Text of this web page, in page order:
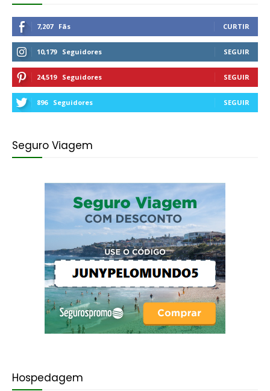
7,207 Fãs CURTIR
10,179 Seguidores SEGUIR
24,519 Seguidores SEGUIR
896 Seguidores SEGUIR
Seguro Viagem
Hospedagem